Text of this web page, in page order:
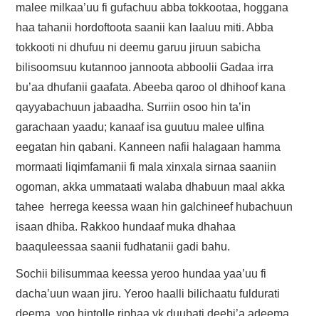
malee milkaa’uu fi gufachuu abba tokkootaa, hoggana
haa tahanii hordoftoota saanii kan laaluu miti. Abba
tokkooti ni dhufuu ni deemu garuu jiruun sabicha
bilisoomsuu kutannoo jannoota abboolii Gadaa irra
bu’aa dhufanii gaafata. Abeeba qaroo ol dhihoof kana
qayyabachuun jabaadha. Surriin osoo hin ta’in
garachaan yaadu; kanaaf isa guutuu malee ulfina
eegatan hin qabani. Kanneen nafii halagaan hamma
mormaati liqimfamanii fi mala xinxala sirnaa saaniin
ogoman, akka ummataati walaba dhabuun maal akka
tahee herrega keessa waan hin galchineef hubachuun
isaan dhiba. Rakkoo hundaaf muka dhahaa
baaquleessaa saanii fudhatanii gadi bahu.
Sochii bilisummaa keessa yeroo hundaa yaa’uu fi
dacha’uun waan jiru. Yeroo haalli bilichaatu fuldurati
deema, yoo hintolle riphaa yk duubati deebi’a adeema.